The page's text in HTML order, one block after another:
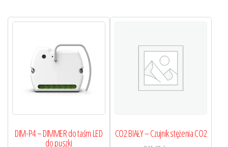
DIM-P4 – DIMMER do taśm LED
do puszki
CO2 BIAŁY – Czujnik stężenia CO2